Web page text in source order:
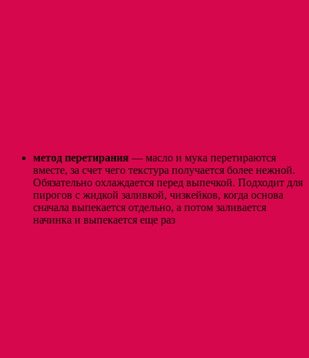
метод перетирания — масло и мука перетираются
вместе, за счет чего текстура получается более нежной.
Обязательно охлаждается перед выпечкой. Подходит для
пирогов с жидкой заливкой, чизкейков, когда основа
сначала выпекается отдельно, а потом заливается
начинка и выпекается еще раз